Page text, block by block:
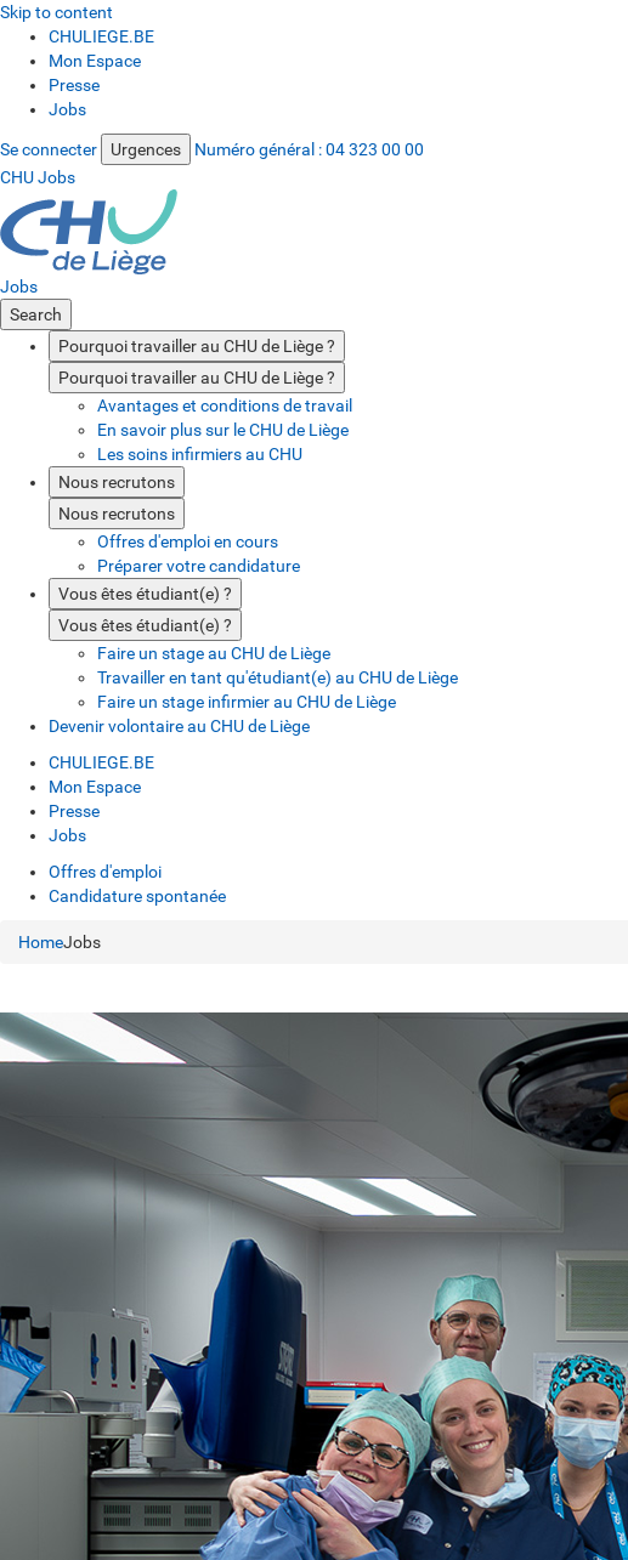
Skip to content
CHULIEGE.BE
Mon Espace
Presse
Jobs
Se connecter Urgences Numéro général :04 323 00 00
CHU Jobs
Jobs
Search
Pourquoi travailler au CHU de Liège ?
Pourquoi travailler au CHU de Liège ?
Avantages et conditions de travail
En savoir plus sur le CHU de Liège
Les soins infirmiers au CHU
Nous recrutons
Nous recrutons
Offres d'emploi en cours
Préparer votre candidature
Vous êtes étudiant(e) ?
Vous êtes étudiant(e) ?
Faire un stage au CHU de Liège
Travailler en tant qu'étudiant(e) au CHU de Liège
Faire un stage infirmier au CHU de Liège
Devenir volontaire au CHU de Liège
CHULIEGE.BE
Mon Espace
Presse
Jobs
Offres d'emploi
Candidature spontanée
HomeJobs